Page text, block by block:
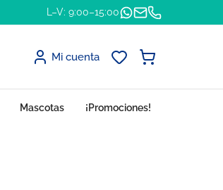
L–V: 9:00–15:00
Mi cuenta
Mascotas ¡Promociones!